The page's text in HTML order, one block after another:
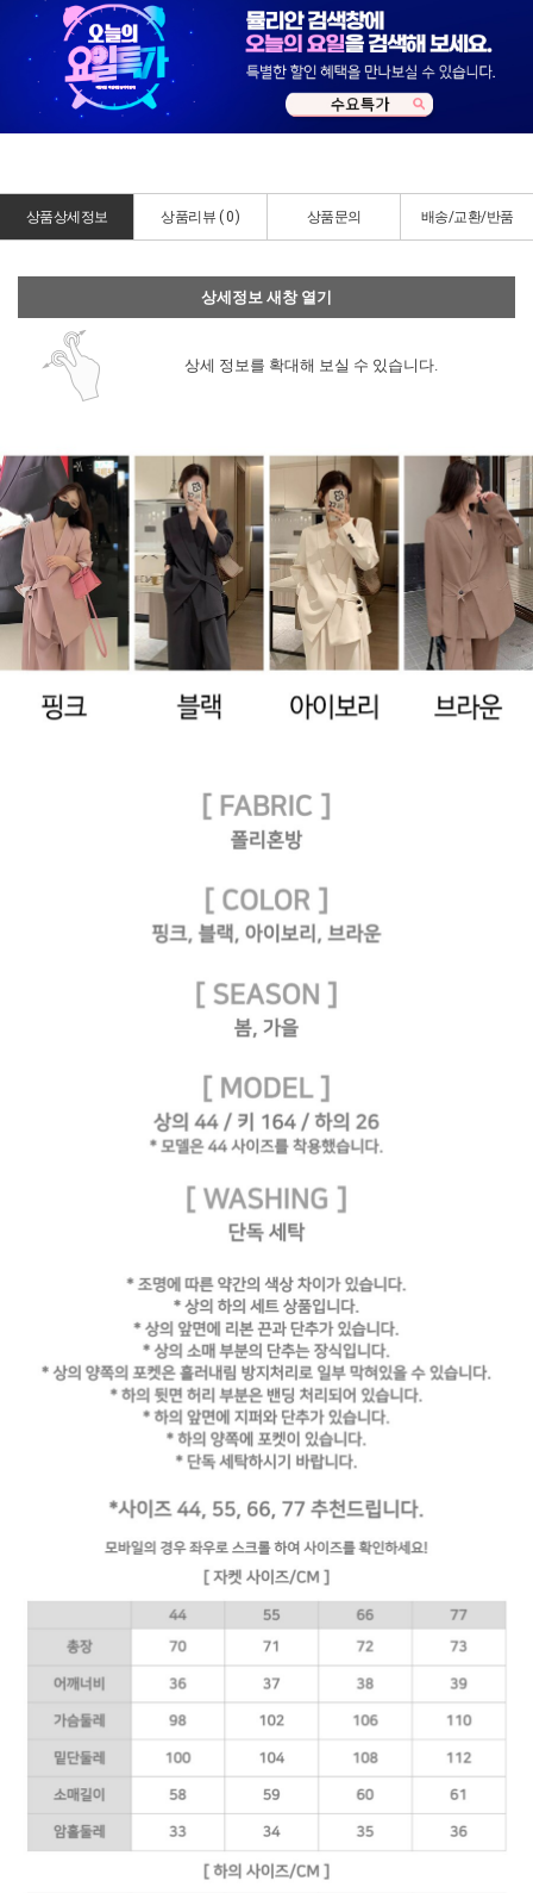
상품상세정보 상품리뷰 (0) 상품문의 배송/교환/반품
상세정보 새창 열기
상세 정보를 확대해 보실 수 있습니다.